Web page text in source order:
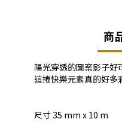
商
陽光穿透的圖案影子好
這捲快樂元素真的好多
尺寸 35 mm x 10 m